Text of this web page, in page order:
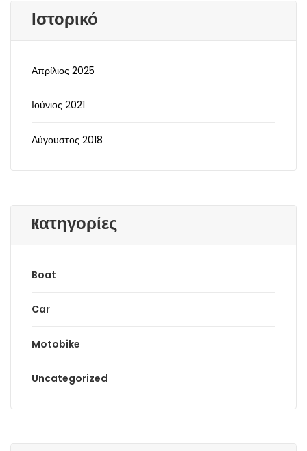
Ιστορικό
Απρίλιος 2025
Ιούνιος 2021
Αύγουστος 2018
Kατηγορίες
Boat
Car
Motobike
Uncategorized